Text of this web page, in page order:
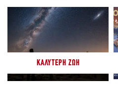
ΚΑΛΎΤΕΡΗ ΖΩΉ